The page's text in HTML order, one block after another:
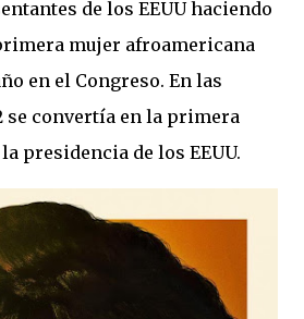
de los EEUU haciendo
mujer afroamericana
en el Congreso. En las
se convertía en la primera
presidencia de los EEUU.